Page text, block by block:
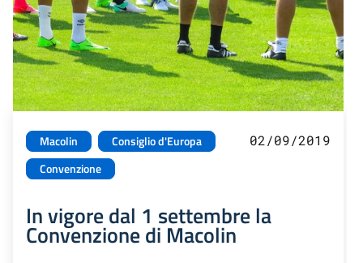
Macolin
Consiglio d'Europa
Convenzione
02/09/2019
In vigore dal 1 settembre la
Convenzione di Macolin